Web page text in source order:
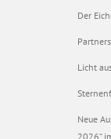
Der
Licht
Neue
2026“